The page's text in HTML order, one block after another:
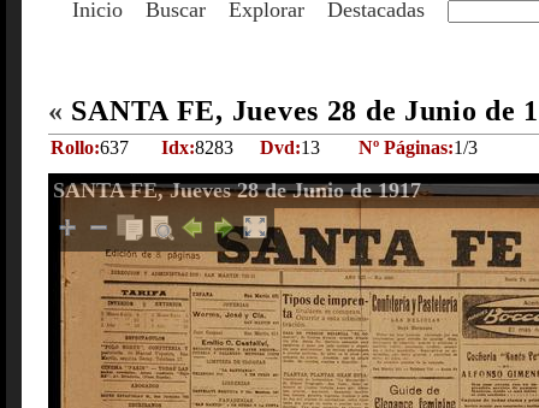
Inicio Buscar Explorar Destacadas
« SANTA FE, Jueves 28 de Junio de
Rollo:637 Idx:8283 Dvd:13 Nº Páginas:1/3
SANTA FE, Jueves 28 de Junio de 1917